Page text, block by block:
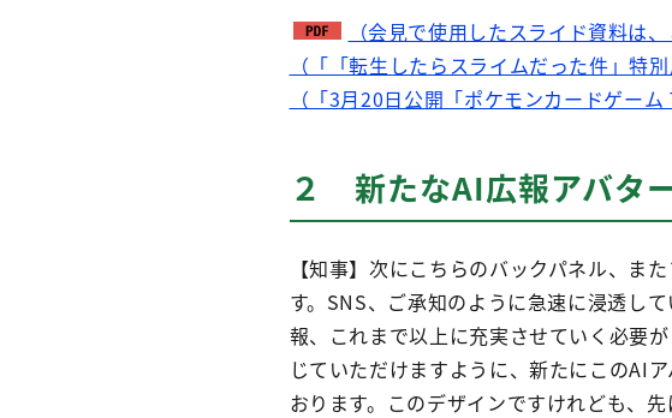
（会見で使用したスライド資料は
（「「転生したらスライムだった件」特
（「3月20日公開「ポケモンカードゲー
２ 新たなAI広報アバター
【知事】次にこちらのバックパネル、ま
す。SNS、ご承知のように急速に浸透し
報、これまで以上に充実させていく必要
じていただけますように、新たにこのAI
おります。このデザインですけれども、